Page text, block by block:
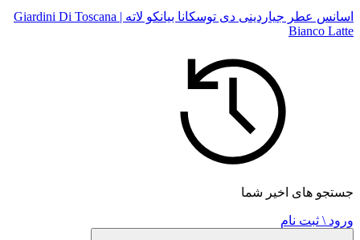
اسانس عطر جیاردینی دی توسکانا بیانکو لاته | Giardini Di Toscana
Bianco Latte
جستجو های اخیر شما
ورود \ ثبت نام